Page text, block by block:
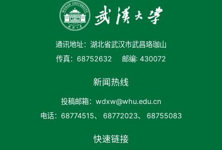
通讯地址：湖北省武汉市武昌珞珈山
传真：68752632
邮编: 430072
新闻热线
投稿邮箱：wdxw@whu.edu.cn
电话：68774515、 68772023、 68755083
快速链接